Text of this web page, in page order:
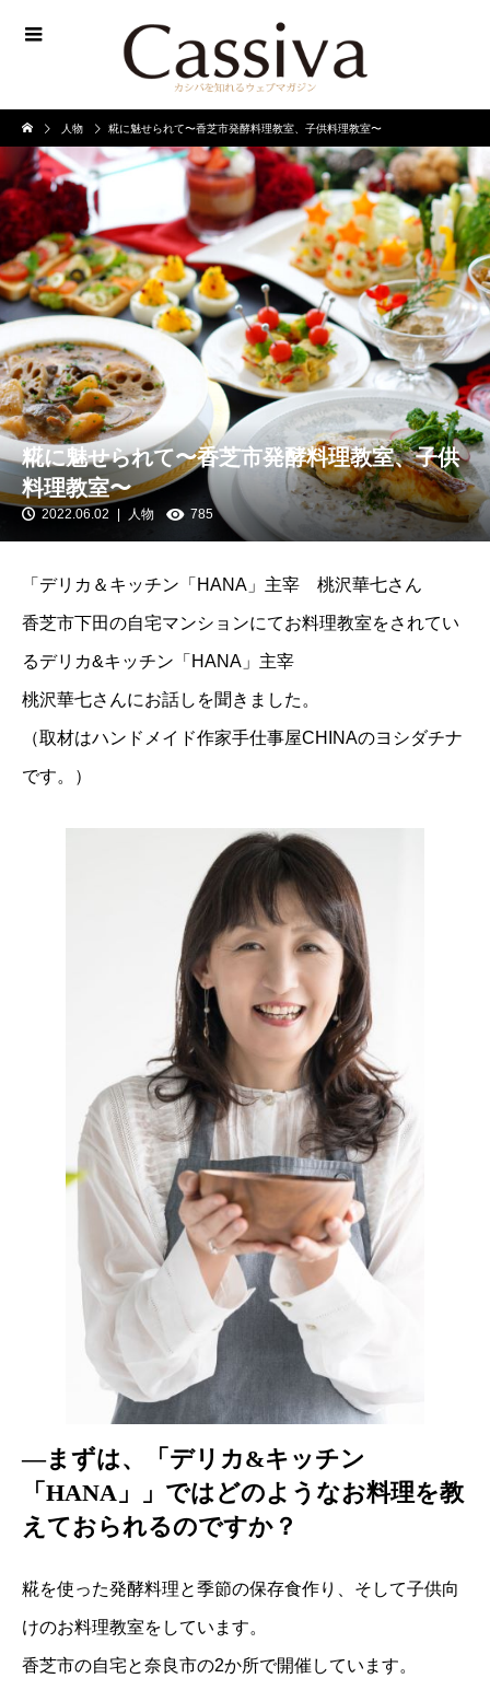
人物 糀に魅せられて〜香芝市発酵料理教室、子供料理教室〜
糀に魅せられて〜香芝市発酵料理教室、子供
料理教室〜
2022.06.02 人物 785
「デリカ＆キッチン「HANA」主宰 桃沢華七さん
香芝市下田の自宅マンションにてお料理教室をされてい
るデリカ&キッチン「HANA」主宰
桃沢華七さんにお話しを聞きました。
（取材はハンドメイド作家手仕事屋CHINAのヨシダチナ
です。）
―まずは、「デリカ&キッチン
「HANA」」ではどのようなお料理を教
えておられるのですか？
糀を使った発酵料理と季節の保存食作り、そして子供向
けのお料理教室をしています。
香芝市の自宅と奈良市の2か所で開催しています。